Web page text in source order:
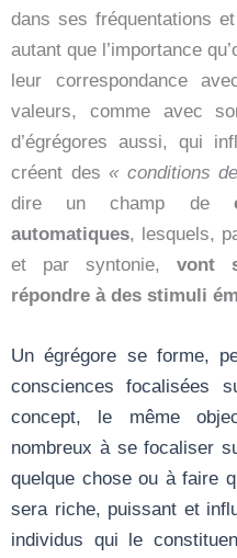
dans ses fréquentations
autant que l’importance
leur correspondance
valeurs, comme avec
d’égrégores aussi, qui
créent des « conditions
dire un champ de
automatiques, lesquels,
et par syntonie, vont
répondre à des stimuli
Un égrégore se forme,
consciences focalisées
concept, le même
nombreux à se focaliser
quelque chose ou à faire
sera riche, puissant et
individus qui le